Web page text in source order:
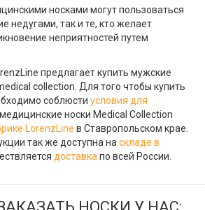
носками могут пользоваться
недугами, так и те, кто желает
неприятностей путем
предлагает купить мужские
collection. Для того чтобы купить
соблюсти условия для
носки Medical Collection
LorenzLine в Ставропольском крае.
так же доступна наскладе в
доставкапо всей России.